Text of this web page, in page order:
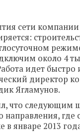
сети компании
около 4
идет быстро
директор
Ягламунов.
что следующим
где
в январе 2013